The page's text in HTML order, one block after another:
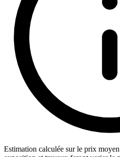
Estimation calculée sur le prix